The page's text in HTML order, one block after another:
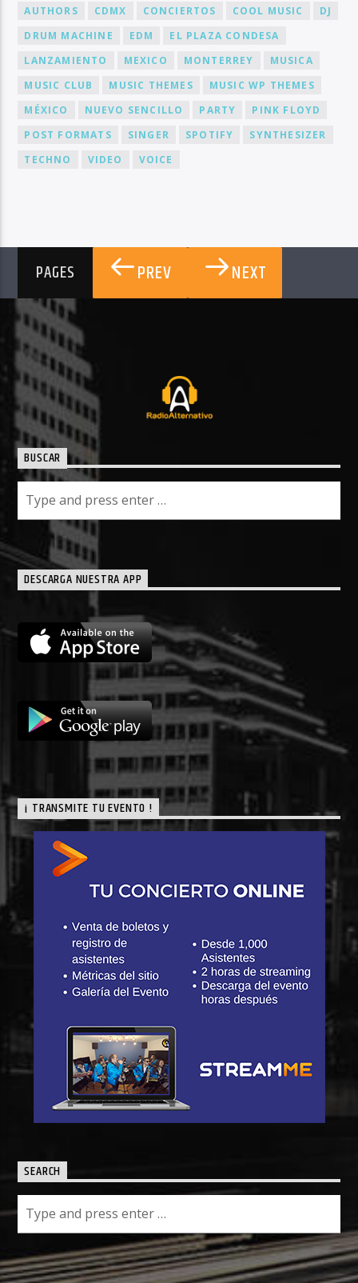
AUTHORS CDMX CONCIERTOS COOL MUSIC
DJ
DRUM MACHINE
EDM
EL PLAZA CONDESA
LANZAMIENTO
MEXICO MONTERREY
MUSICA
MUSIC CLUB
MUSIC THEMES
MUSIC WP THEMES
MÉXICO
NUEVO SENCILLO PARTY
PINK FLOYD
POST FORMATS
SINGER SPOTIFY
SYNTHESIZER
TECHNO
VIDEO VOICE
PAGES PREV NEXT
BUSCAR
DESCARGA NUESTRA APP
¡ TRANSMITE TU EVENTO !
SEARCH